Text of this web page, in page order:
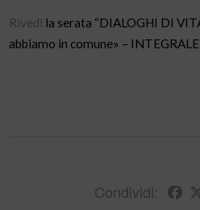
Rivedi la serata “DIALOGHI DI
abbiamo in comune» –
Condividi: